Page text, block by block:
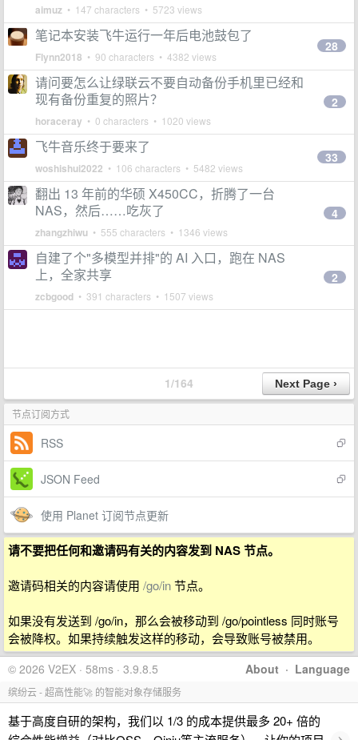
aimuz • 147 characters • 5723 views
笔记本安装飞牛运行一年后电池鼓包了
Flynn2018 • 90 characters • 4382 views
28
请问要怎么让绿联云不要自动备份手机里已经和
现有备份重复的照片？
horaceray • 0 characters • 1020 views
2
飞牛音乐终于要来了
woshishui2022 • 106 characters • 5482 views
33
翻出 13 年前的华硕 X450CC，折腾了一台
NAS，然后……吃灰了
zhangzhiwu • 555 characters • 1346 views
4
自建了个"多模型并排"的 AI 入口，跑在 NAS
上，全家共享
zcbgood • 391 characters • 1507 views
2
1/164
节点订阅方式
RSS
JSON Feed
使用 Planet 订阅节点更新
请不要把任何和邀请码有关的内容发到 NAS 节点。
邀请码相关的内容请使用 /go/in节点。
如果没有发送到 /go/in，那么会被移动到 /go/pointless 同时账号
会被降权。如果持续触发这样的移动，会导致账号被禁用。
About · Language
© 2026 V2EX · 58ms · 3.9.8.5
缤纷云 - 超高性能🚀 的智能对象存储服务
基于高度自研的架构，我们以 1/3 的成本提供最多 20+ 倍的